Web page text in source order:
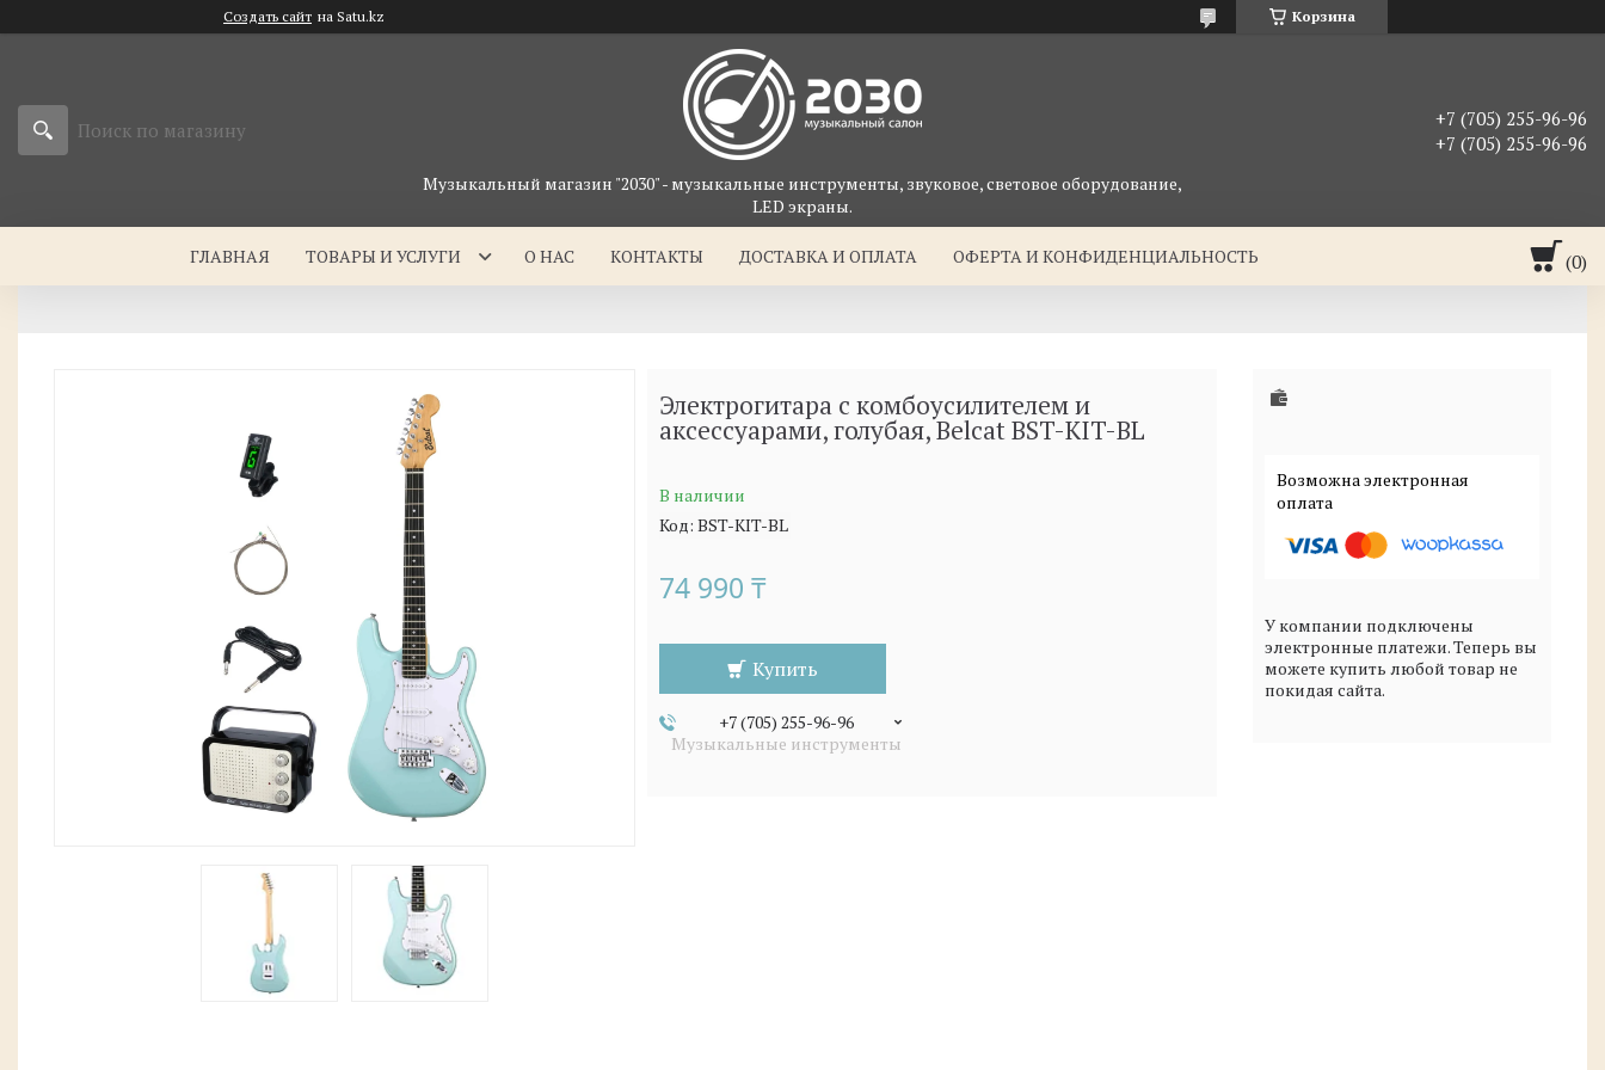
Создать сайт на Satu.kz Корзина
Музыкальный магазин "2030" - музыкальные инструменты, звуковое, световое оборудование,
LED экраны.
+7 (705) 255-96-96
+7 (705) 255-96-96
ГЛАВНАЯ ТОВАРЫ И УСЛУГИ О НАС КОНТАКТЫ ДОСТАВКА И ОПЛАТА ОФЕРТА И КОНФИДЕНЦИАЛЬНОСТЬ
Электрогитара с комбоусилителем и
аксессуарами, голубая, Belcat BST-KIT-BL
В наличии
Код: BST-KIT-BL
74 990 ₸
Купить
+7 (705) 255-96-96
Музыкальные инструменты
У компании подключены
электронные платежи. Теперь вы
можете купить любой товар не
покидая сайта.